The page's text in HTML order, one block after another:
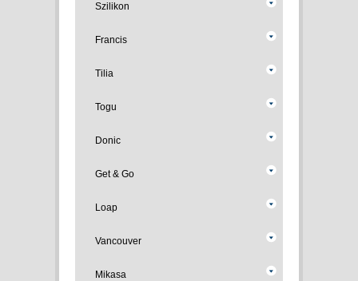
Szilikon
Francis
Tilia
Togu
Donic
Get & Go
Loap
Vancouver
Mikasa